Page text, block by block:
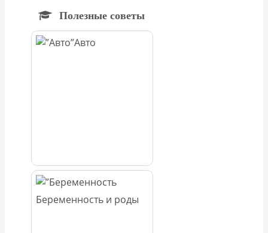
Полезные советы
Авто
Беременность и роды